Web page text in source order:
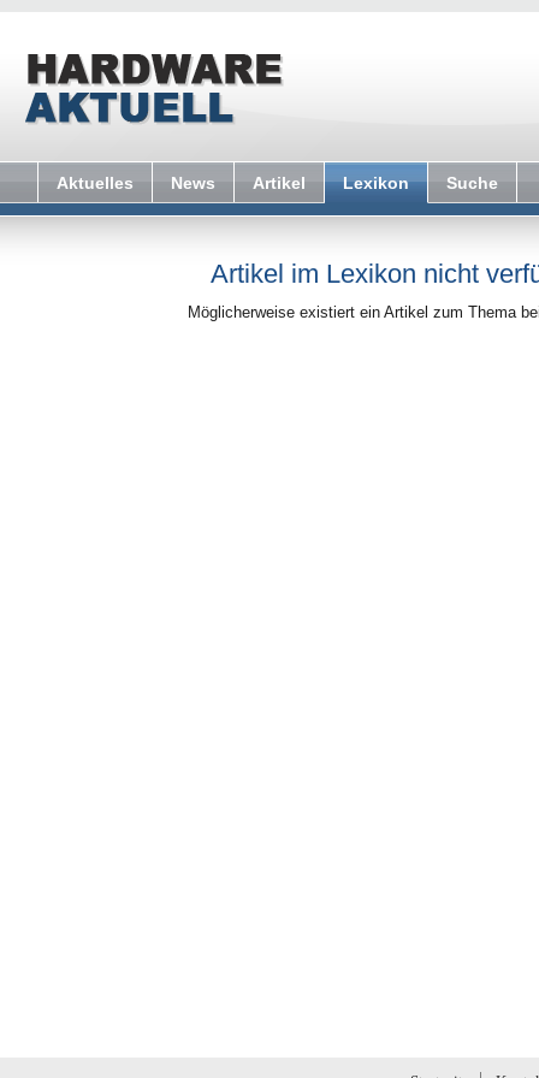
Aktuelles News Artikel Lexikon Suche
Artikel im Lexikon nicht
Möglicherweise existiert ein Artikel zum Thema